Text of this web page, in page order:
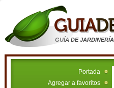
GUÍA DE JARDINERÍA
Portada
Agregar a favoritos